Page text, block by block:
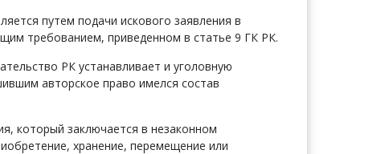
путем подачи искового заявления в
требованием, приведенном в статье 9 ГК РК.
РК устанавливает и уголовную
авторское право имелся состав
который заключается в незаконном
хранение, перемещение или